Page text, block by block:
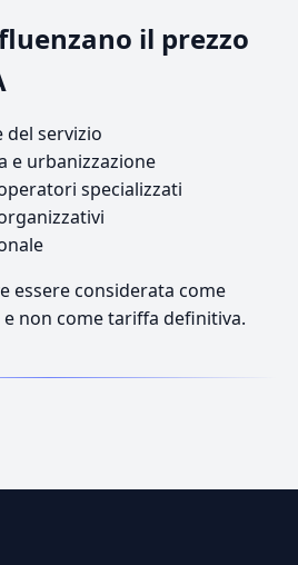
il prezzo
del servizio
e urbanizzazione
specializzati
essere considerata come
non come tariffa definitiva.